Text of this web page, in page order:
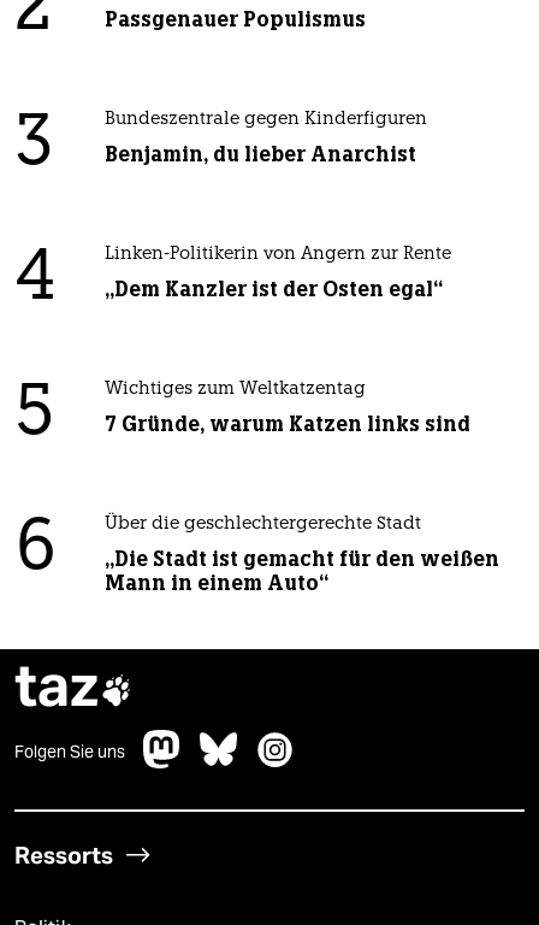
Passgenauer Populismus
3 Bundeszentrale gegen Kinderfiguren
Benjamin, du lieber Anarchist
4 Linken-Politikerin von Angern zur Rente
„Dem Kanzler ist der Osten egal“
5 Wichtiges zum Weltkatzentag
7 Gründe, warum Katzen links sind
6 Über die geschlechtergerechte Stadt
„Die Stadt ist gemacht für den weißen
Mann in einem Auto“
taz
Folgen Sie uns
Ressorts